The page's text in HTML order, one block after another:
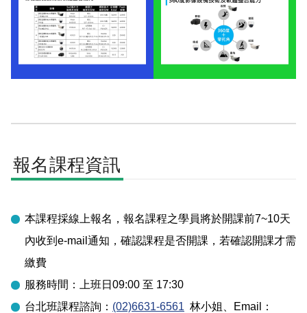
報名課程資訊
本課程採線上報名，報名課程之學員將於開課前7~10天
內收到e-mail通知，確認課程是否開課，若確認開課才需
繳費
服務時間：上班日09:00 至 17:30
台北班課程諮詢： (02)6631-6561 林小姐
、Email：